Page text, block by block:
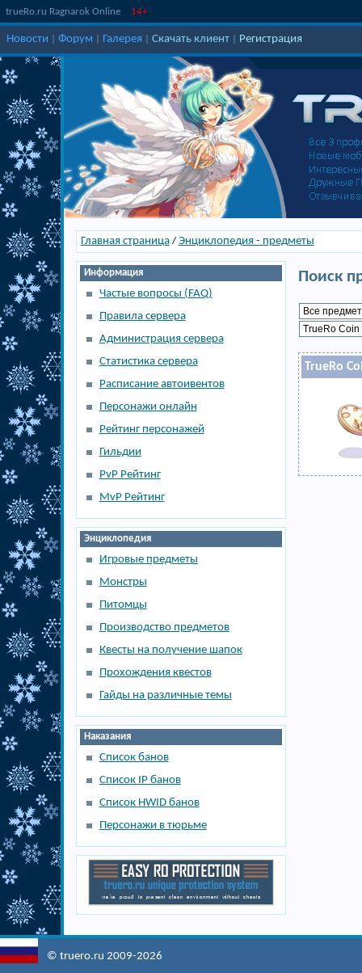
trueRo.ru Ragnarok Online 14+
Новости Форум Галерея Скачать клиент Регистрация
Главная страница/ Энциклопедия - предметы
Информация
Частые вопросы (FAQ)
Правила сервера
Администрация сервера
Статистика сервера
Расписание автоивентов
Персонажи онлайн
Рейтинг персонажей
Гильдии
PvP Рейтинг
MvP Рейтинг
Энциклопедия
Игровые предметы
Монстры
Питомцы
Производство предметов
Квесты на получение шапок
Прохождения квестов
Гайды на различные темы
Наказания
Список банов
Список IP банов
Список HWID банов
Персонажи в тюрьме
Поиск
TrueRo
© truero.ru 2009-2026